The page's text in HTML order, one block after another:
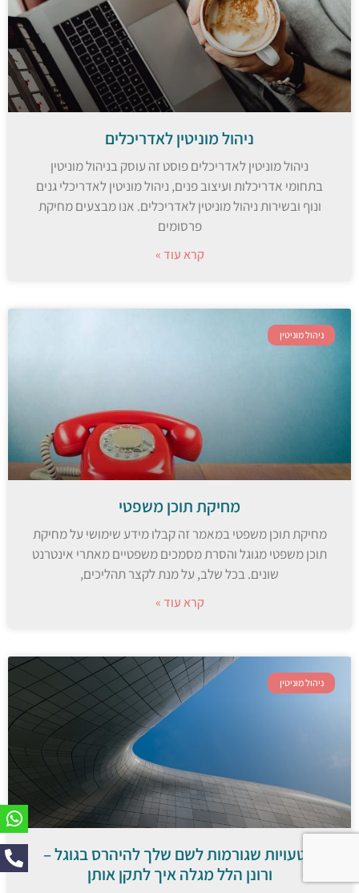
ניהול מוניטין לאדריכלים
ניהול מוניטין לאדריכלים פוסט זה עוסק בניהול מוניטין
בתחומי אדריכלות ועיצוב פנים, ניהול מוניטין לאדריכלי גנים
ונוף ובשירות ניהול מוניטין לאדריכלים. אנו מבצעים מחיקת
פרסומים
קרא עוד »
ניהול מוניטין
מחיקת תוכן משפטי
מחיקת תוכן משפטי במאמר זה קבלו מידע שימושי על מחיקת
תוכן משפטי מגוגל והסרת מסמכים משפטיים מאתרי אינטרנט
שונים. בכל שלב, על מנת לקצר תהליכים,
קרא עוד »
ניהול מוניטין
הטעויות שגורמות לשם שלך להיהרס בגוגל –
ורונן הלל מגלה איך לתקן אותן